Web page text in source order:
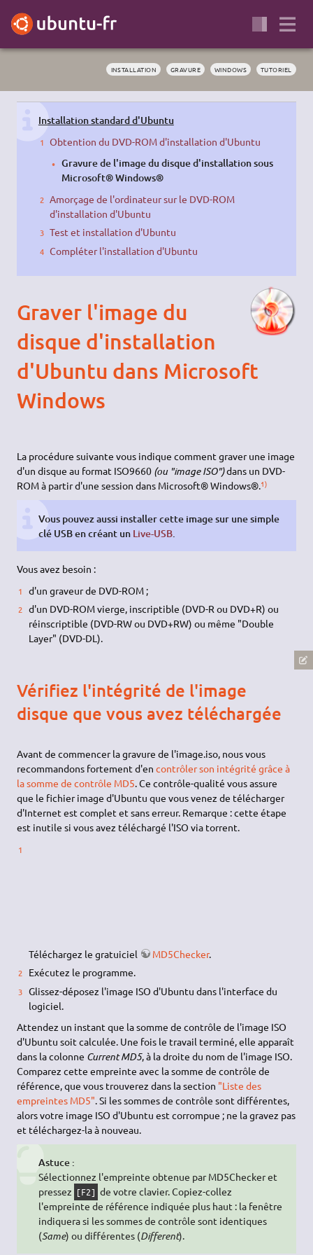
INSTALLATION GRAVURE WINDOWS TUTORIEL
Installation standard d'Ubuntu
Obtention du DVD-ROM d'installation d'Ubuntu
Gravure de l'image du disque d'installation sous
Microsoft® Windows®
Amorçage de l'ordinateur sur le DVD-ROM
d'installation d'Ubuntu
Test et installation d'Ubuntu
Compléter l'installation d'Ubuntu
Graver l'image du
disque d'installation
d'Ubuntu dans Microsoft
Windows
La procédure suivante vous indique comment graver une image
d'un disque au format ISO9660 (ou "image ISO")dans un DVD-
ROM à partir d'une session dans Microsoft® Windows®.1)
Vous pouvez aussi installer cette image sur une simple
clé USB en créant un Live-USB.
Vous avez besoin :
d'un graveur de DVD-ROM ;
d'un DVD-ROM vierge, inscriptible (DVD-R ou DVD+R) ou
réinscriptible (DVD-RW ou DVD+RW) ou même "Double
Layer" (DVD-DL).
Vérifiez l'intégrité de l'image
disque que vous avez téléchargée
Avant de commencer la gravure de l'image.iso, nous vous
recommandons fortement d'encontrôler son intégrité grâce à
la somme de contrôle MD5. Ce contrôle-qualité vous assure
que le fichier image d'Ubuntu que vous venez de télécharger
d'Internet est complet et sans erreur. Remarque : cette étape
est inutile si vous avez téléchargé l'ISO via torrent.
Téléchargez le gratuiciel MD5Checker.
Exécutez le programme.
Glissez-déposez l'image ISO d'Ubuntu dans l'interface du
logiciel.
Attendez un instant que la somme de contrôle de l'image ISO
d'Ubuntu soit calculée. Une fois le travail terminé, elle apparaît
dans la colonne Current MD5, à la droite du nom de l'image ISO.
Comparez cette empreinte avec la somme de contrôle de
référence, que vous trouverez dans la section "Liste des
empreintes MD5". Si les sommes de contrôle sont différentes,
alors votre image ISO d'Ubuntu est corrompue ; ne la gravez pas
et téléchargez-la à nouveau.
Astuce :
Sélectionnez l'empreinte obtenue par MD5Checker et
pressez [F2] de votre clavier. Copiez-collez
l'empreinte de référence indiquée plus haut : la fenêtre
indiquera si les sommes de contrôle sont identiques
(Same) ou différentes (Different).